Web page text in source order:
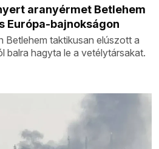
aranyérmet Betlehem
Európa-bajnokságon
Betlehem taktikusan elúszott a
balra hagyta le a vetélytársakat.